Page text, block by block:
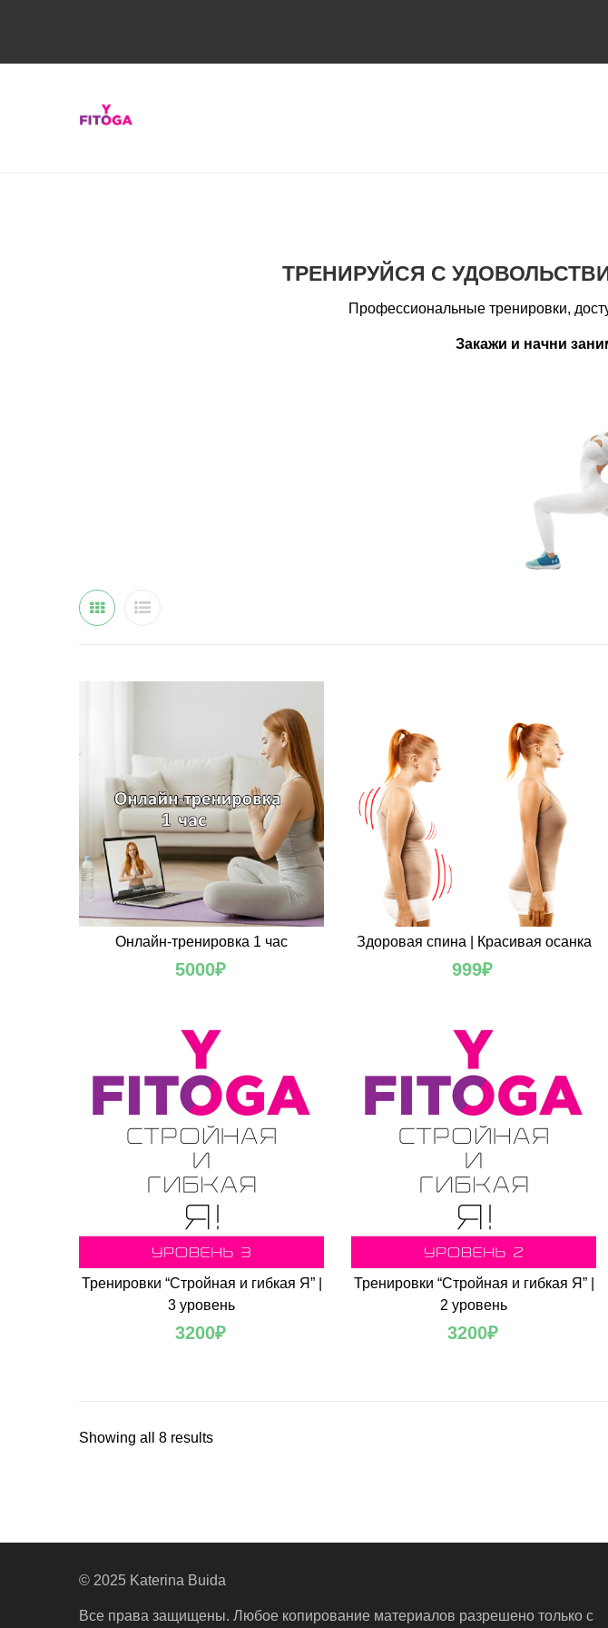
ТРЕНИРУЙСЯ С
Профессиональные тренировки,
Закажи и начни
Онлайн-тренировка 1 час
5000₽
Здоровая спина | Красивая осанка
999₽
Тренировки “Стройная и гибкая Я” |
3 уровень
3200₽
Тренировки “Стройная и гибкая Я” |
2 уровень
3200₽
Showing all 8 resultsSorted
© 2025 Katerina Buida
Все права защищены. Любое копирование материалов разрешено только с